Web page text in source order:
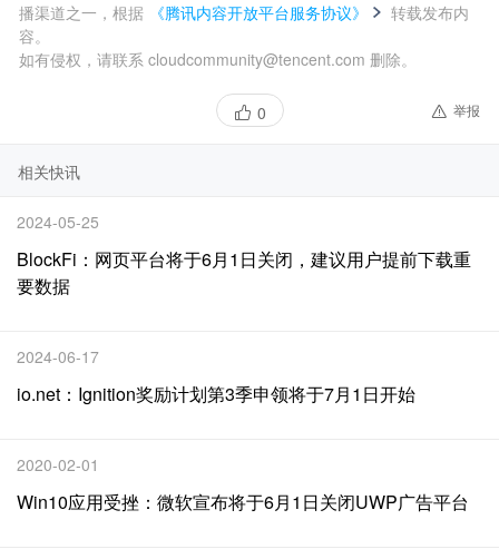
播渠道之一，根据
《腾讯内容开放平台服务协议》
转载发布内
容。
如有侵权，请联系 cloudcommunity@tencent.com 删除。
0 举报
相关快讯
2024-05-25
BlockFi：网页平台将于6月1日关闭，建议用户提前下载重
要数据
2024-06-17
io.net：Ignition奖励计划第3季申领将于7月1日开始
2020-02-01
Win10应用受挫：微软宣布将于6月1日关闭UWP广告平台